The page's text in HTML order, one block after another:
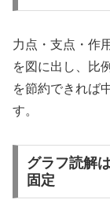
力点・支点・作
を図に出し、比
を節約できれば
す。
グラフ読解
固定